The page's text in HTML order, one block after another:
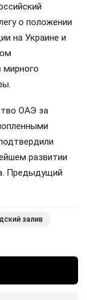
о положении
на Украине и
мирного
ОАЭ за
развитии
Предыдущий
залив